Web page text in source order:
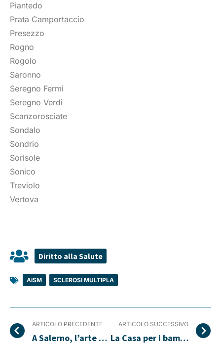
Piantedo
Prata Camportaccio
Presezzo
Rogno
Rogolo
Saronno
Seregno Fermi
Seregno Verdi
Scanzorosciate
Sondalo
Sondrio
Sorisole
Sonico
Treviolo
Vertova
Diritto alla Salute
AISM SCLEROSI MULTIPLA
ARTICOLO PRECEDENTE
A Salerno, l’arte sposa la solidarietà per le mamme con SM
ARTICOLO SUCCESSIVO
La Casa per i bambini malati di tumore compie 10anni